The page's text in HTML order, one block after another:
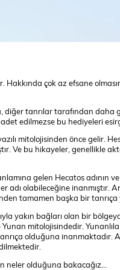
Hakkında çok az efsane
tanrılar tarafından daha
edilmezse bu hediyeleri
mitolojisinden önce gelir.
Ve bu hikayeler, genellikle
gelen Hecatos adının
adı olabileceğine inanmıştır.
tamamen başka bir tanrıça
yakın bağları olan bir
mitolojisindedir.
olduğuna inanmaktadır.
neler olduğuna bakacağız…